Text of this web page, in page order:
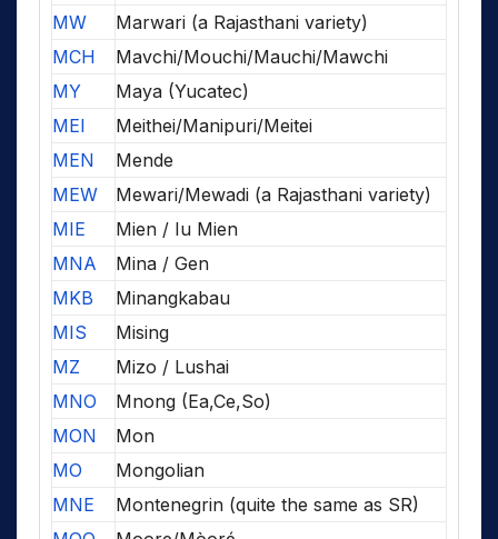
MW
Marwari (a Rajasthani variety)
MCH
Mavchi/Mouchi/Mauchi/Mawchi
MY
Maya (Yucatec)
MEI
Meithei/Manipuri/Meitei
MEN
Mende
MEW
Mewari/Mewadi (a Rajasthani variety)
MIE
Mien / Iu Mien
MNA
Mina / Gen
MKB
Minangkabau
MIS
Mising
MZ
Mizo / Lushai
MNO
Mnong (Ea,Ce,So)
MON
Mon
MO
Mongolian
MNE
Montenegrin (quite the same as SR)